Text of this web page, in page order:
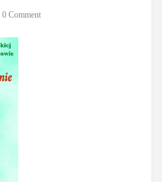
0 Comment